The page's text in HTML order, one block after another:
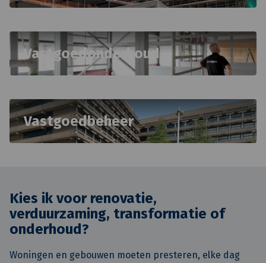
Vastgoedonderhoud
Vastgoedbeheer
Kies ik voor renovatie,
verduurzaming, transformatie of
onderhoud?
Woningen en gebouwen moeten presteren, elke dag